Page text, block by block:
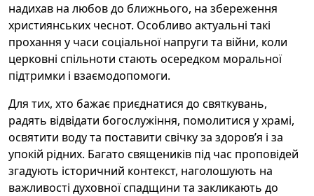
надихав на любов до ближнього, на збереження
християнських чеснот. Особливо актуальні такі
прохання у часи соціальної напруги та війни, коли
церковні спільноти стають осередком моральної
підтримки і взаємодопомоги.
Для тих, хто бажає приєднатися до святкувань,
радять відвідати богослужіння, помолитися у храмі,
освятити воду та поставити свічку за здоров’я і за
упокій рідних. Багато священиків під час проповідей
згадують історичний контекст, наголошують на
важливості духовної спадщини та закликають до